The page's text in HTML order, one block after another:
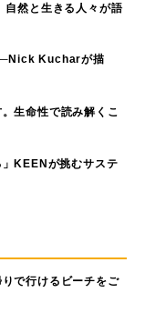
自然と生きる人々が語
Kucharが描
生命性で読み解くこ
」KEENが挑むサステ
で行けるビーチをご